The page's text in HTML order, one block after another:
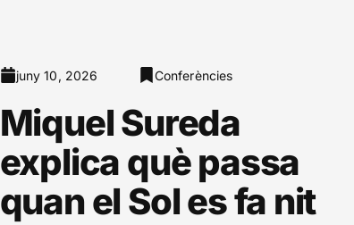
juny 10, 2026 Conferències
Miquel Sureda
explica què passa
quan el Sol es fa nit